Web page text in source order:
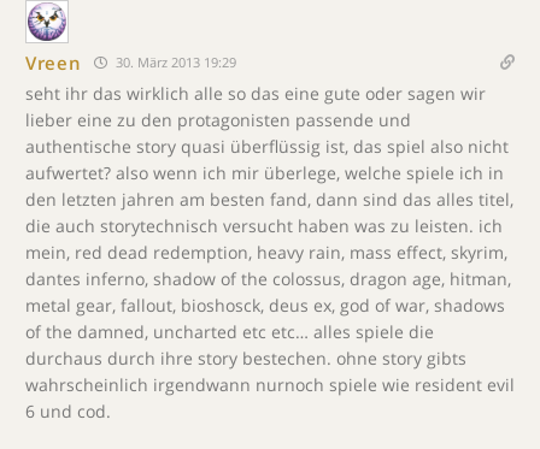
Vreen 30. März 2013 19:29
seht ihr das wirklich alle so das eine gute oder sagen wir
lieber eine zu den protagonisten passende und
authentische story quasi überflüssig ist, das spiel also nicht
aufwertet? also wenn ich mir überlege, welche spiele ich in
den letzten jahren am besten fand, dann sind das alles titel,
die auch storytechnisch versucht haben was zu leisten. ich
mein, red dead redemption, heavy rain, mass effect, skyrim,
dantes inferno, shadow of the colossus, dragon age, hitman,
metal gear, fallout, bioshosck, deus ex, god of war, shadows
of the damned, uncharted etc etc… alles spiele die
durchaus durch ihre story bestechen. ohne story gibts
wahrscheinlich irgendwann nurnoch spiele wie resident evil
6 und cod.